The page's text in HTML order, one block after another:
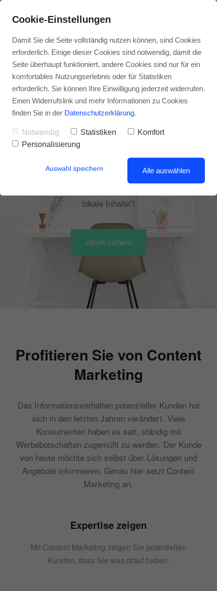
NACHHALTIG MEHR KUNDEN ANLOCKEN
Content Marketing
Gerade lokale Unternehmen können von Content-
Marketing profitieren, da potenzielle Kunden nach
lokalen Informationen suchen. Sichern Sie sich das
lokale Inhalte"!
eBook sichern
Profitieren Sie von Content
Marketing
Das Informationsverhalten potenzieller Kunden hat
sich in den letzten Jahren verändert. Viele
Konsumenten haben es satt, ständig mit
Werbebotschaften zugemüllt zu werden. Der Kunde
von heute möchte sich selbst über Lösungen und
Angebote informieren. Genau hier setzt Content
Marketing an.
Expertise zeigen
Mit Content Marketing zeigen Sie potentiellen
Kunden, dass Sie was drauf haben.
Cookie-Einstellungen
Damit Sie die Seite vollständig nutzen können, sind Cookies
erforderlich. Einige dieser Cookies sind notwendig, damit die
Seite überhaupt funktioniert, andere Cookies sind nur für ein
komfortables Nutzungserlebnis oder für Statistiken
erforderlich. Sie können Ihre Einwilligung jederzeit widerrufen.
Einen Widerrufslink und mehr Informationen zu Cookies
finden Sie in der Datenschutzerklärung.
Notwendig Statistiken
Komfort
Personalisierung
Auswahl speichern Alle auswählen